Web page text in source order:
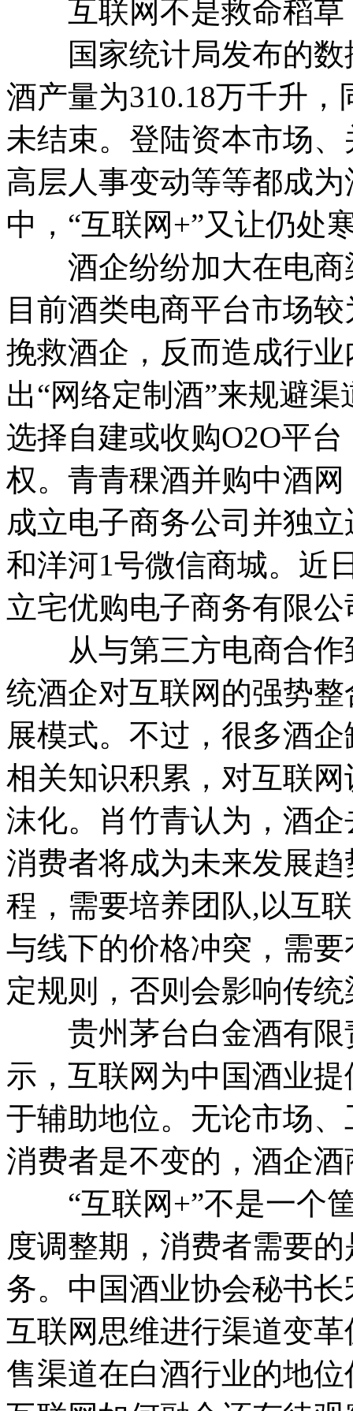
互联网不是救命稻草
国家统计局发布的数
酒产量为310.18万千升
未结束。登陆资本市场
高层人事变动等等都成
中，“互联网+”又让仍处
酒企纷纷加大在电商
目前酒类电商平台市场
挽救酒企，反而造成行
出“网络定制酒”来规避
选择自建或收购O2O平
权。青青稞酒并购中酒
成立电子商务公司并独
和洋河1号微信商城。近
立宅优购电子商务有限
从与第三方电商合作
统酒企对互联网的强势
展模式。不过，很多酒
相关知识积累，对互联
沫化。肖竹青认为，酒
消费者将成为未来发展
程，需要培养团队,以互
与线下的价格冲突，需
定规则，否则会影响传
贵州茅台白金酒有限
示，互联网为中国酒业
于辅助地位。无论市场
消费者是不变的，酒企
“互联网+”不是一个筐
度调整期，消费者需要
务。中国酒业协会秘书
互联网思维进行渠道变
售渠道在白酒行业的地